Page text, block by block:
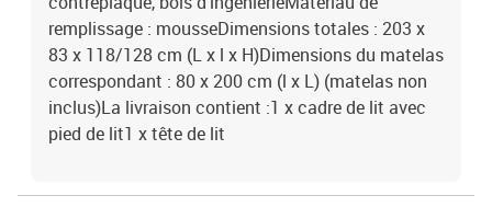
remplissage : mousseDimensions totales : 203 x
83 x 118/128 cm (L x l x H)Dimensions du matelas
correspondant : 80 x 200 cm (l x L) (matelas non
inclus)La livraison contient :1 x cadre de lit avec
pied de lit1 x tête de lit